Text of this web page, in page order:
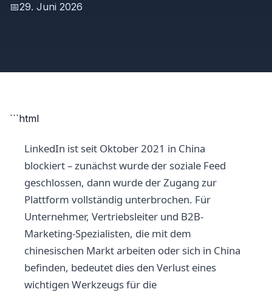
📅29. Juni 2026
```html
LinkedIn ist seit Oktober 2021 in China
blockiert – zunächst wurde der soziale Feed
geschlossen, dann wurde der Zugang zur
Plattform vollständig unterbrochen. Für
Unternehmer, Vertriebsleiter und B2B-
Marketing-Spezialisten, die mit dem
chinesischen Markt arbeiten oder sich in China
befinden, bedeutet dies den Verlust eines
wichtigen Werkzeugs für die